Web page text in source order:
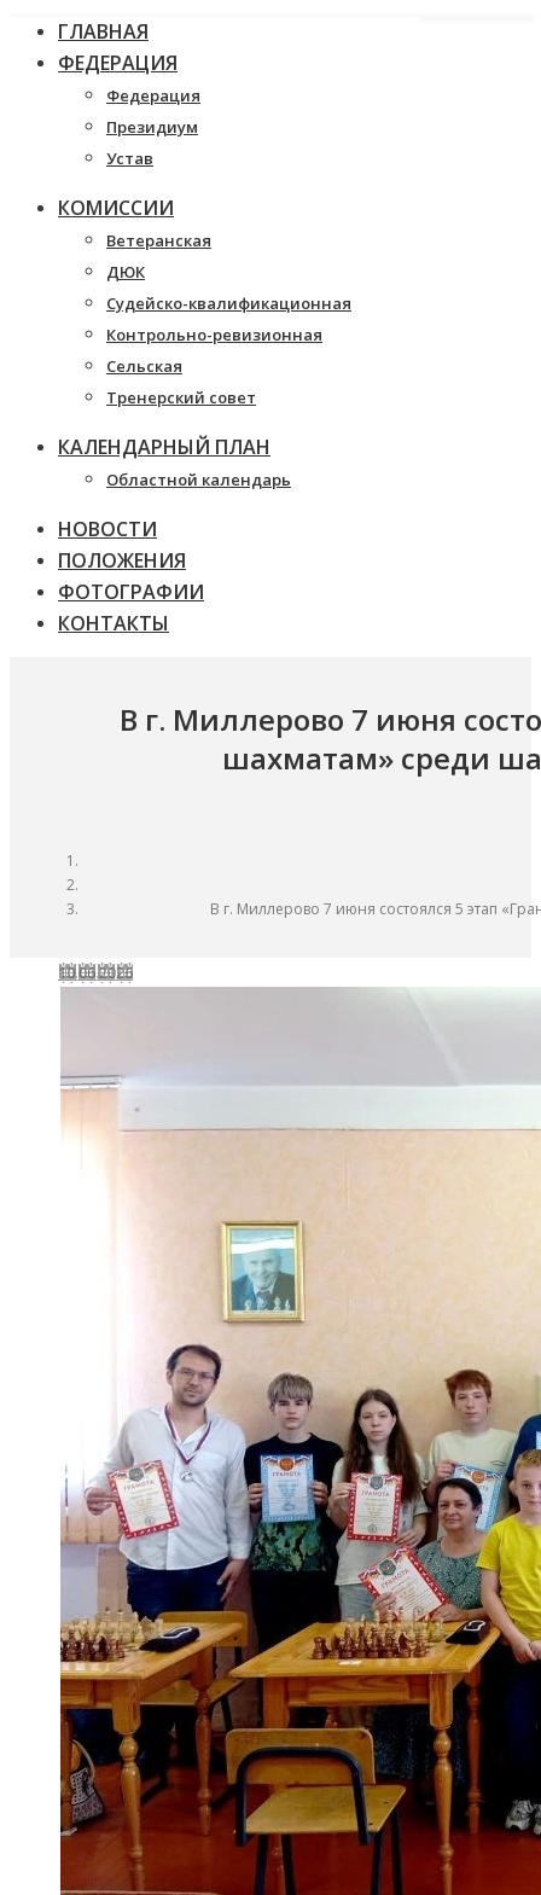
ГЛАВНАЯ
ФЕДЕРАЦИЯ
Федерация
Президиум
Устав
КОМИССИИ
Ветеранская
ДЮК
Судейско-квалификационная
Контрольно-ревизионная
Сельская
Тренерский совет
КАЛЕНДАРНЫЙ ПЛАН
Областной календарь
НОВОСТИ
ПОЛОЖЕНИЯ
ФОТОГРАФИИ
КОНТАКТЫ
В г. Миллерово 7 июня
шахматам» среди
В г. Миллерово 7 июня состоялся 5 этап
10.06.2026